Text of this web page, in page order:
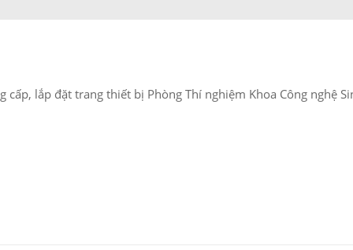
lắp đặt trang thiết bị Phòng Thí nghiệm Khoa Công nghệ